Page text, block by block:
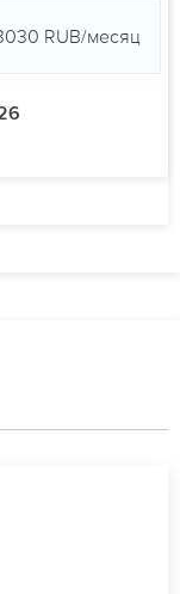
RUB/месяц